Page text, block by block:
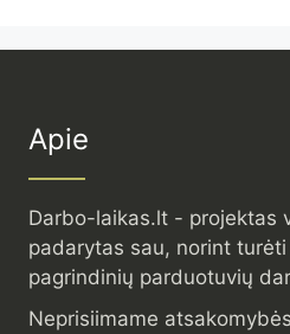
Apie
Darbo-laikas.lt - projektas
padarytas sau, norint
pagrindinių parduotuvių
Neprisiimame